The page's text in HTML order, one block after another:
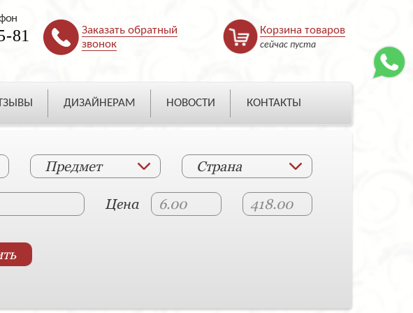
81
Заказать обратный
звонок
Корзина товаров
сейчас пуста
ДИЗАЙНЕРАМ НОВОСТИ КОНТАКТЫ
Предмет Страна
Цена